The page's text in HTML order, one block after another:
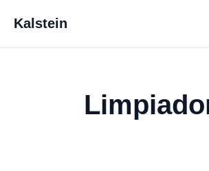
Kalstein